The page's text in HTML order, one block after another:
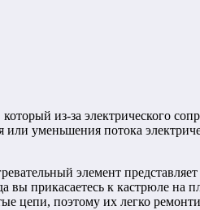
из-за электрического
или уменьшения потока
элемент
вы прикасаетесь к кастрюле на
цепи, поэтому их легко